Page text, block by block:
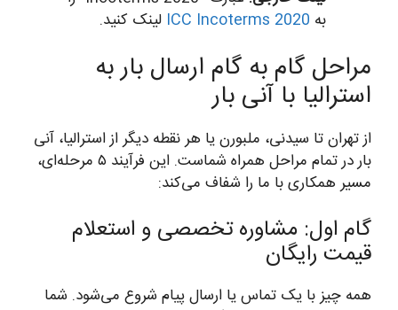
به ICC Incoterms 2020 لینک کنید.
مراحل گام به گام ارسال بار به
استرالیا با آنی بار
از تهران تا سیدنی، ملبورن یا هر نقطه دیگر از استرالیا، آنی
بار در تمام مراحل همراه شماست. این فرآیند ۵ مرحله‌ای،
مسیر همکاری با ما را شفاف می‌کند:
گام اول: مشاوره تخصصی و استعلام
قیمت رایگان
همه چیز با یک تماس یا ارسال پیام شروع می‌شود. شما